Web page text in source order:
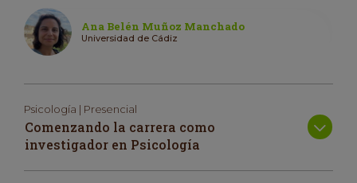
Ana Belén Muñoz Manchado
Universidad de Cádiz
Psicología | Presencial
Comenzando la carrera como
investigador en Psicología